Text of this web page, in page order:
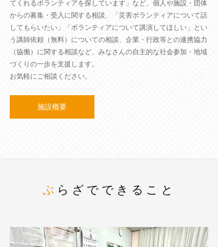
てくれるボランティアを探しています」など、個人や施設・団体
からの募集・受入に関する相談、「災害ボランティアについて話
してもらいたい」「ボランティアについて講演してほしい」とい
う講師依頼（無料）についての相談、企業・行政等との連携協力
（協働）に関する相談など、みなさんの自主的な社会参加・地域
づくりの一歩を支援します。
お気軽にご相談ください。
施設概要
ぷらざでできること